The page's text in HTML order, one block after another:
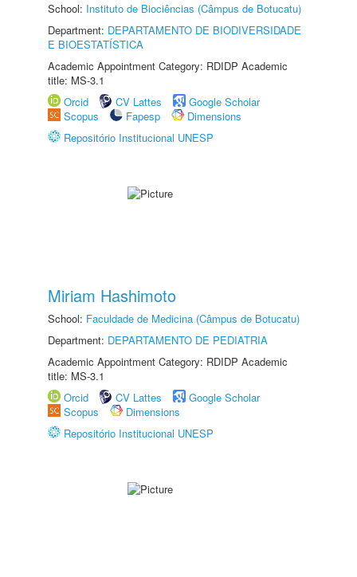
School: Instituto de Biociências (Câmpus de Botucatu)
Department: DEPARTAMENTO DE BIODIVERSIDADE
E BIOESTATÍSTICA
Academic Appointment Category: RDIDP Academic
title: MS-3.1
Orcid
CV Lattes
Google Scholar
Scopus
Fapesp
Dimensions
Repositório Institucional UNESP
Miriam Hashimoto
School: Faculdade de Medicina (Câmpus de Botucatu)
Department: DEPARTAMENTO DE PEDIATRIA
Academic Appointment Category: RDIDP Academic
title: MS-3.1
Orcid
CV Lattes
Google Scholar
Scopus
Dimensions
Repositório Institucional UNESP